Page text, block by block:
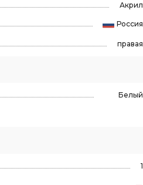
Акрил
Россия
правая
Белый
1